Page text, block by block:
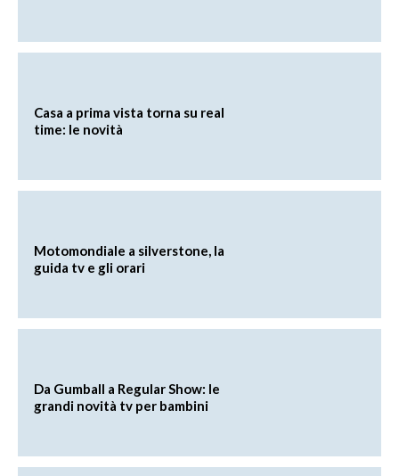
Casa a prima vista torna su real
time: le novità
Motomondiale a silverstone, la
guida tv e gli orari
Da Gumball a Regular Show: le
grandi novità tv per bambini